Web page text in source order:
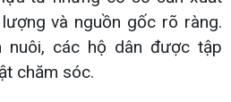
và nguồn gốc rõ ràng.
nuôi, các hộ dân được tập
chăm sóc.